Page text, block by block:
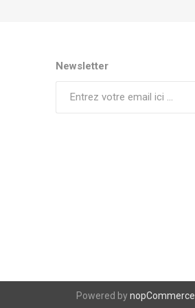
Newsletter
Powered bynopCommerce